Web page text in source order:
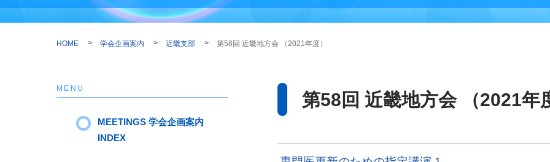
MENU
MEETINGS 学会企画案内
INDEX
HOME 学会企画案内 近畿支部 第58回 近畿地方会 （2021年度）
第58回 近畿地方会 （2021年